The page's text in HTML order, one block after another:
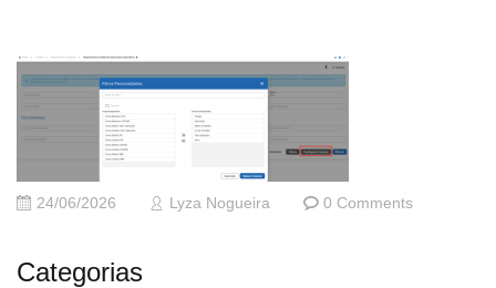
24/06/2026 Lyza Nogueira 0 Comments
Categorias